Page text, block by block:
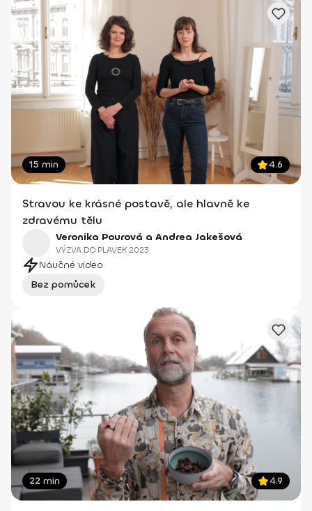
15 min 4.6
Stravou ke krásné postavě, ale hlavně ke
zdravému tělu
Veronika Pourová a Andrea Jakešová
VÝZVA DO PLAVEK 2023
Náučné video
Bez pomůcek
22 min 4.9